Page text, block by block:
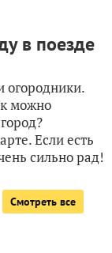
в поезде
огородники.
можно
Если есть
сильно рад!
Смотреть все